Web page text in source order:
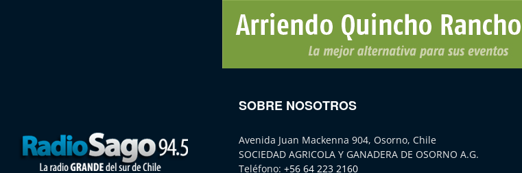
SOBRE NOSOTROS
Avenida Juan Mackenna 904, Osorno, Chile
SOCIEDAD AGRICOLA Y GANADERA DE OSORNO A.G.
Teléfono: +56 64 223 2160